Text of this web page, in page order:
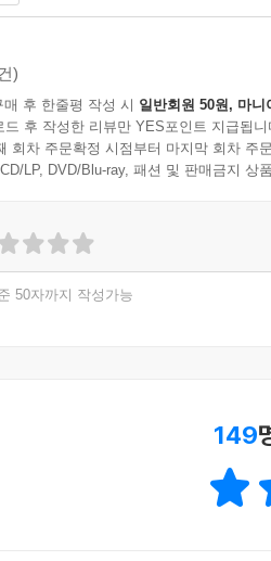
)
후 한줄평 작성 시 일반회원 50원, 마니
드 후 작성한 리뷰만 YES포인트 지급됩니
회차 주문확정 시점부터 마지막 회차 주
LP, DVD/Blu-ray, 패션 및 판매금지 상
50자까지 작성가능
149